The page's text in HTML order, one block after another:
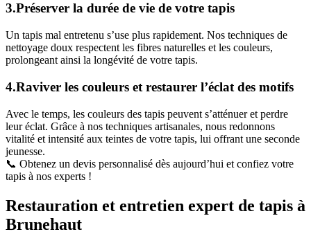
3.Préserver la durée de vie de votre tapis
Un tapis mal entretenu s’use plus rapidement. Nos techniques de
nettoyage doux respectent les fibres naturelles et les couleurs,
prolongeant ainsi la longévité de votre tapis.
4.Raviver les couleurs et restaurer l’éclat des motifs
Avec le temps, les couleurs des tapis peuvent s’atténuer et perdre
leur éclat. Grâce à nos techniques artisanales, nous redonnons
vitalité et intensité aux teintes de votre tapis, lui offrant une seconde
jeunesse.
📞 Obtenez un devis personnalisé dès aujourd’hui et confiez votre
tapis à nos experts !
Restauration et entretien expert de tapis à
Brunehaut